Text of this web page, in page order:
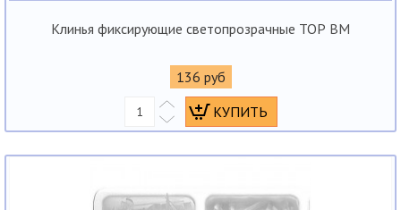
Клинья фиксирующие светопрозрачные ТОР ВМ
136 руб